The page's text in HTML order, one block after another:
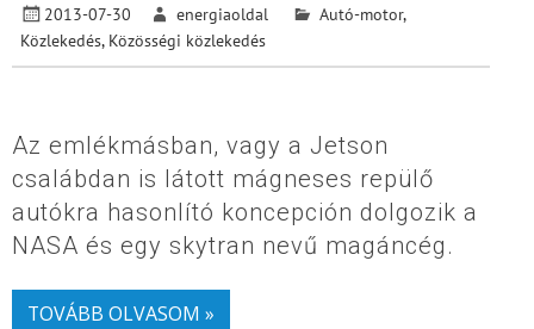
2013-07-30 energiaoldal Autó-motor,
Közlekedés, Közösségi közlekedés
Az emlékmásban, vagy a Jetson
csalábdan is látott mágneses repülő
autókra hasonlító koncepción dolgozik a
NASA és egy skytran nevű magáncég.
TOVÁBB OLVASOM »